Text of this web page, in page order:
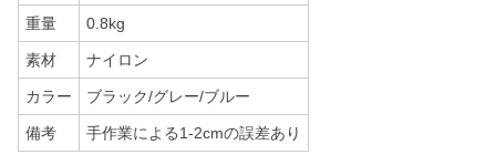
重量 0.8kg
素材 ナイロン
カラー ブラック/グレー/ブルー
備考 手作業による1-2cmの誤差あり